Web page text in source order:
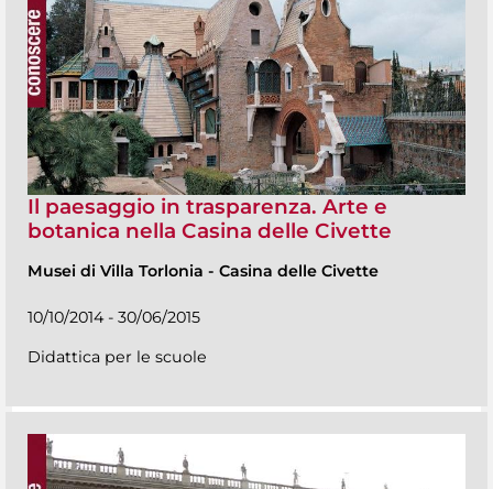
Il paesaggio in trasparenza. Arte e
botanica nella Casina delle Civette
Musei di Villa Torlonia - Casina delle Civette
10/10/2014 - 30/06/2015
Didattica per le scuole